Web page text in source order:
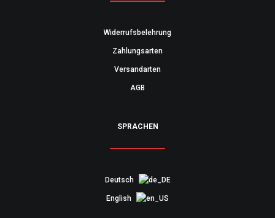
Widerrufsbelehrung
Zahlungsarten
Versandarten
AGB
SPRACHEN
Deutsch
English